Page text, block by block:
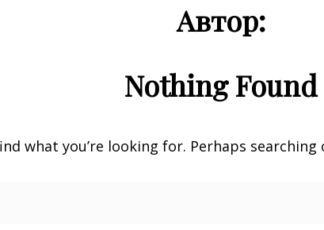
Автор:
Nothing Found
what you’re looking for. Perhaps searching